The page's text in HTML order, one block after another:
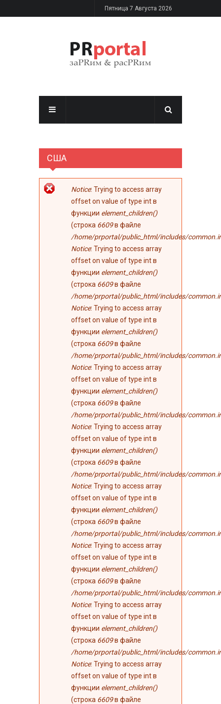
Перейти к основному содержаниюПятница 7 Августа 2026
США
Сообщение об
ошибке
Notice: Trying to access array
offset on value of type int в
функции element_children()
(строка 6609в файле
/home/prportal/public_html/includes/
Notice: Trying to access array
offset on value of type int в
функции element_children()
(строка 6609в файле
/home/prportal/public_html/includes/
Notice: Trying to access array
offset on value of type int в
функции element_children()
(строка 6609в файле
/home/prportal/public_html/includes/
Notice: Trying to access array
offset on value of type int в
функции element_children()
(строка 6609в файле
/home/prportal/public_html/includes/
Notice: Trying to access array
offset on value of type int в
функции element_children()
(строка 6609в файле
/home/prportal/public_html/includes/
Notice: Trying to access array
offset on value of type int в
функции element_children()
(строка 6609в файле
/home/prportal/public_html/includes/
Notice: Trying to access array
offset on value of type int в
функции element_children()
(строка 6609в файле
/home/prportal/public_html/includes/
Notice: Trying to access array
offset on value of type int в
функции element_children()
(строка 6609в файле
/home/prportal/public_html/includes/
Notice: Trying to access array
offset on value of type int в
функции element_children()
(строка 6609в файле